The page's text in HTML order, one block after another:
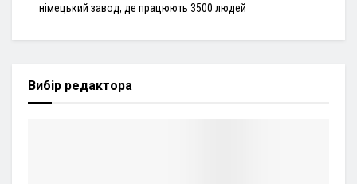
німецький завод, де працюють 3500 людей
Вибір редактора